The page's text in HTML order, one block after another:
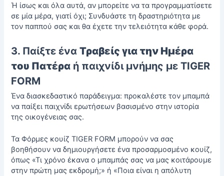
Ή ίσως και όλα αυτά, αν μπορείτε να τα προγραμματίσετε
σε μία μέρα, γιατί όχι; Συνδυάστε τη δραστηριότητα με
τον παππού σας και θα έχετε την τελειότητα κάθε φορά.
3. Παίξτε έναΤραβείς για την Ημέρα
του Πατέρα ή παιχνίδι μνήμης με TIGER
FORM
Ένα διασκεδαστικό παράδειγμα: προκαλέστε τον μπαμπά
να παίξει παιχνίδι ερωτήσεων βασισμένο στην ιστορία
της οικογένειας σας.
ΤαΦόρμες κουίζ TIGER FORM μπορούν να σας
βοηθήσουν να δημιουργήσετε ένα προσαρμοσμένο κουίζ,
όπως «Τι χρόνο έκανα ο μπαμπάς σας να μας κοιτάρουμε
στην πρώτη μας εκδρομή;» ή «Ποια είναι η απόλυτη